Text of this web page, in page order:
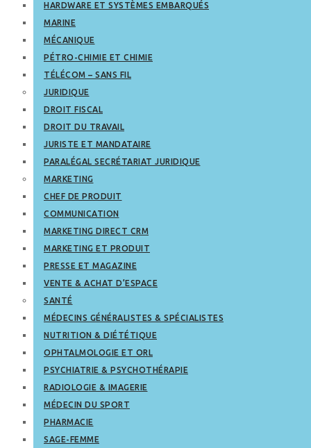
HARDWARE ET SYSTÈMES EMBARQUÉS
MARINE
MÉCANIQUE
PÉTRO-CHIMIE ET CHIMIE
TÉLÉCOM – SANS FIL
JURIDIQUE
DROIT FISCAL
DROIT DU TRAVAIL
JURISTE ET MANDATAIRE
PARALÉGAL SECRÉTARIAT JURIDIQUE
MARKETING
CHEF DE PRODUIT
COMMUNICATION
MARKETING DIRECT CRM
MARKETING ET PRODUIT
PRESSE ET MAGAZINE
VENTE & ACHAT D’ESPACE
SANTÉ
MÉDECINS GÉNÉRALISTES & SPÉCIALISTES
NUTRITION & DIÉTÉTIQUE
OPHTALMOLOGIE ET ORL
PSYCHIATRIE & PSYCHOTHÉRAPIE
RADIOLOGIE & IMAGERIE
MÉDECIN DU SPORT
PHARMACIE
SAGE-FEMME